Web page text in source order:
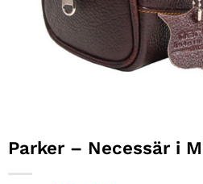
Parker– Necessär i